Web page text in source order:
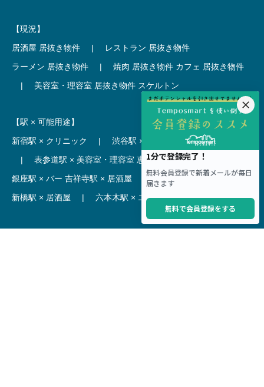
【現況】
居酒屋 居抜き物件
|
レストラン 居抜き物件
ラーメン 居抜き物件
| 焼肉 居抜き物件 カフェ 居抜き物件
|
美容室・理容室 居抜き物件 スケルトン
【駅 × 可能用途】
新宿駅 × クリニック
| 渋谷駅 × カフェ
池袋駅 × ラーメン
|
表参道駅 × 美容室・理容室 恵比寿駅 × レストラン
銀座駅 × バー 吉祥寺駅 × 居酒屋
麻布十番駅 × レストラン
新橋駅 × 居酒屋
| 六本木駅 × エステ・マッサージ・サロン